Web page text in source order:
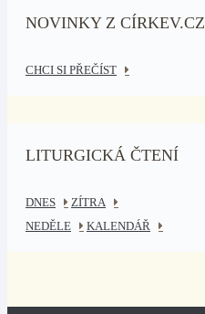
NOVINKY Z CÍRKEV.CZ
CHCI SI PŘEČÍST
LITURGICKÁ ČTENÍ
DNES
ZÍTRA
NEDĚLE
KALENDÁŘ